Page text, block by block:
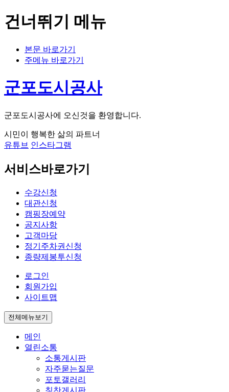
건너뛰기 메뉴
본문 바로가기
주메뉴 바로가기
군포도시공사
군포도시공사에 오신것을 환영합니다.
시민이 행복한 삶의 파트너
유튜브 인스타그램
서비스바로가기
수강신청
대관신청
캠핑장예약
공지사항
고객마당
정기주차권신청
종량제봉투신청
로그인
회원가입
사이트맵
전체메뉴보기
메인
열린소통
소통게시판
자주묻는질문
포토갤러리
칭찬게시판